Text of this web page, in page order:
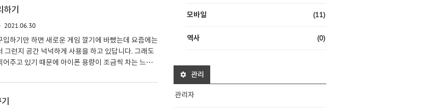
다시 사진 복구를 해야하는데 어떻게 해야할지 망설
단하게 삭제한 아이폰 사진 복구하는 방법에 대해서
설정으로 들어간다고 생각하실 수도 있는데 그렇지
가 줍니다. 그러면 사진 보관함에 있는..
기
2021.06.30
하기만 하면 새로운 게임 깔기에 바빴는데 요즘에는
그런지 공간 넉넉하게 사용을 하고 있답니다. 그래도
주고 있기 때문에 아이폰 용량이 조금씩 차는 느낌
용하게 되면 어느 순간에는 갑자기 무한로딩, 무한부
다가 사진과 연락처들을 한번에 다 잃을 수도 있답니
사용하시면서 한번씩 용량 확인을 해주면서 관리를
모바일 (11)
역사 (0)
관리
관리자